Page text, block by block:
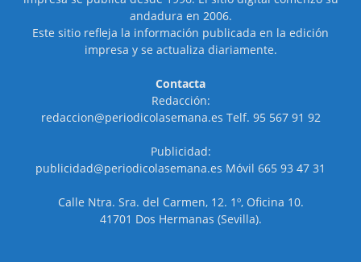
andadura en 2006.
Este sitio refleja la información publicada en la edición
impresa y se actualiza diariamente.
Contacta
Redacción:
redaccion@periodicolasemana.es Telf. 95 567 91 92
Publicidad:
publicidad@periodicolasemana.es Móvil 665 93 47 31
Calle Ntra. Sra. del Carmen, 12. 1º, Oficina 10.
41701 Dos Hermanas (Sevilla).